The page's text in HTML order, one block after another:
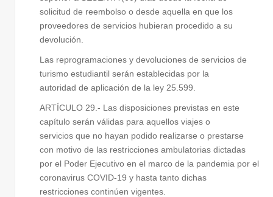
solicitud de reembolso o desde aquella en que los
proveedores de servicios hubieran procedido a su
devolución.
Las reprogramaciones y devoluciones de servicios de
turismo estudiantil serán establecidas por la
autoridad de aplicación de la ley 25.599.
ARTÍCULO 29.- Las disposiciones previstas en este
capítulo serán válidas para aquellos viajes o
servicios que no hayan podido realizarse o prestarse
con motivo de las restricciones ambulatorias dictadas
por el Poder Ejecutivo en el marco de la pandemia por el
coronavirus COVID-19 y hasta tanto dichas
restricciones continúen vigentes.